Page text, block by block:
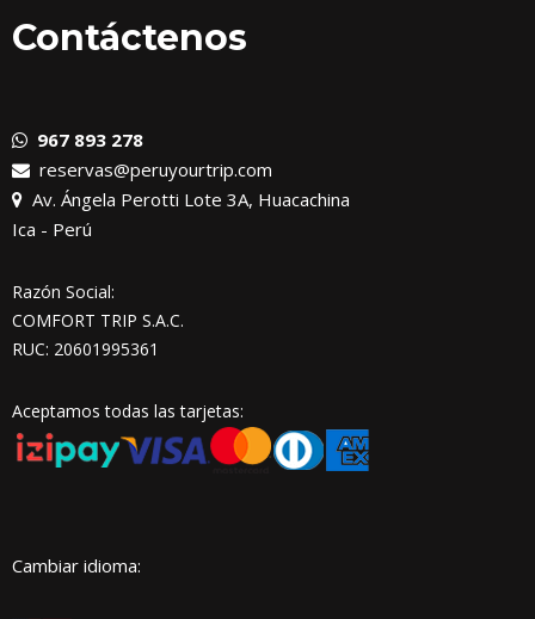
Contáctenos
967 893 278
reservas@peruyourtrip.com
Av. Ángela Perotti Lote 3A, Huacachina
Ica - Perú
Razón Social:
COMFORT TRIP S.A.C.
RUC: 20601995361
Aceptamos todas las tarjetas:
Cambiar idioma: